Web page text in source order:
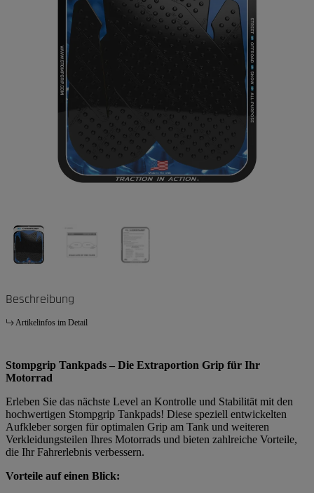
Beschreibung
Artikelinfos im Detail
Stompgrip Tankpads – Die Extraportion Grip für Ihr
Motorrad
Erleben Sie das nächste Level an Kontrolle und Stabilität mit den
hochwertigen Stompgrip Tankpads! Diese speziell entwickelten
Aufkleber sorgen für optimalen Grip am Tank und weiteren
Verkleidungsteilen Ihres Motorrads und bieten zahlreiche Vorteile,
die Ihr Fahrerlebnis verbessern.
Vorteile auf einen Blick: